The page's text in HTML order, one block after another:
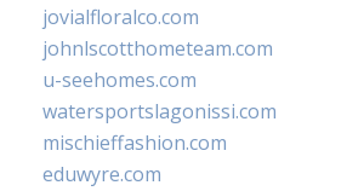
jovialfloralco.com
johnlscotthometeam.com
u-seehomes.com
watersportslagonissi.com
mischieffashion.com
eduwyre.com